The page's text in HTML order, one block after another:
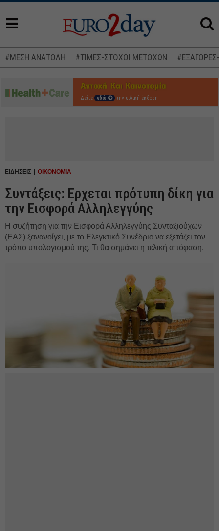
#ΜΕΣΗ ΑΝΑΤΟΛΗ #ΤΙΜΕΣ-ΣΤΟΧΟΙ ΜΕΤΟΧΩΝ
Δείτε εδώ την ειδική έκδοση
ΕΙΔΗΣΕΙΣ ΟΙΚΟΝΟΜΙΑ
Συντάξεις: Ερχεται πρότυπη δίκη για
την Εισφορά Αλληλεγγύης
Η συζήτηση για την Εισφορά Αλληλεγγύης Συνταξιούχων
(ΕΑΣ) ξανανοίγει, με το Ελεγκτικό Συνέδριο να εξετάζει τον
τρόπο υπολογισμού της. Τι θα σημάνει η τελική απόφαση.